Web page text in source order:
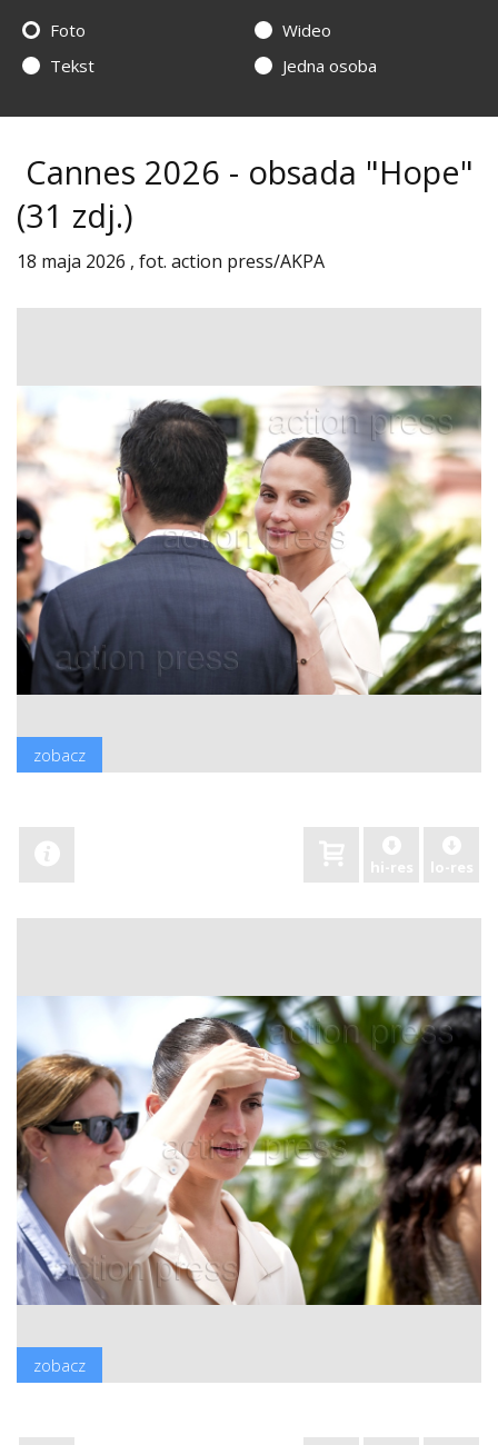
Foto
Wideo
Tekst
Jedna osoba
Cannes 2026 - obsada "Hope"
(31 zdj.)
18 maja 2026 , fot. action press/AKPA
zobacz
hi-res lo-res
zobacz